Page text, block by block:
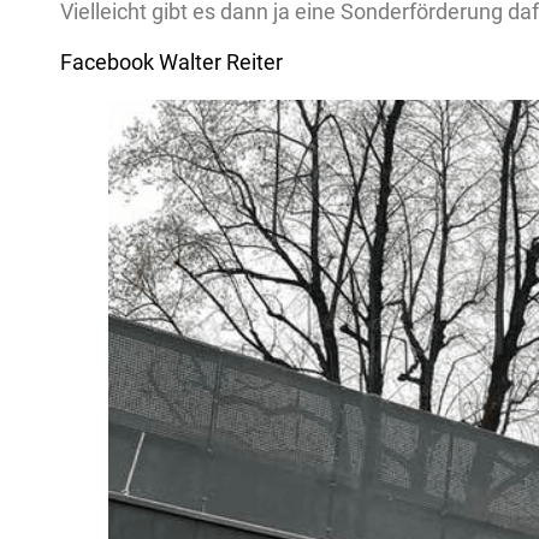
Vielleicht gibt es dann ja eine Sonderförderung
Facebook Walter Reiter